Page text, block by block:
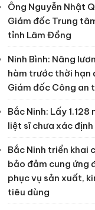
Ông Nguyễn Nhật
Giám đốc Trung
tỉnh Lâm Đồng
Ninh Bình: Nâng
hàm trước thời hạn
Giám đốc Công an
Bắc Ninh: Lấy
liệt sĩ chưa xác
Bắc Ninh triển khai
bảo đảm cung ứng
phục vụ sản xuất,
tiêu dùng